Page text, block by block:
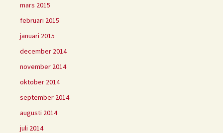
mars 2015
februari 2015
januari 2015
december 2014
november 2014
oktober 2014
september 2014
augusti 2014
juli 2014